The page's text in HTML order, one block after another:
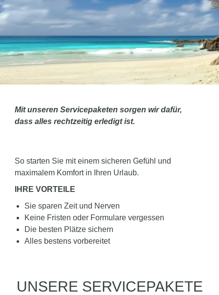
Mit unseren Servicepaketen sorgen wir dafür,
dass alles rechtzeitig erledigt ist.
So starten Sie mit einem sicheren Gefühl und
maximalem Komfort in Ihren Urlaub.
IHRE VORTEILE
Sie sparen Zeit und Nerven
Keine Fristen oder Formulare vergessen
Die besten Plätze sichern
Alles bestens vorbereitet
UNSERE SERVICEPAKETE